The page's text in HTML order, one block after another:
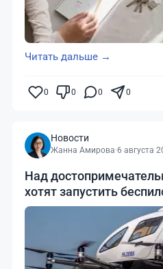
Читать дальше →
0 0 0 0
Новости
Жанна Амирова·6 августа
Над
хотят запустить